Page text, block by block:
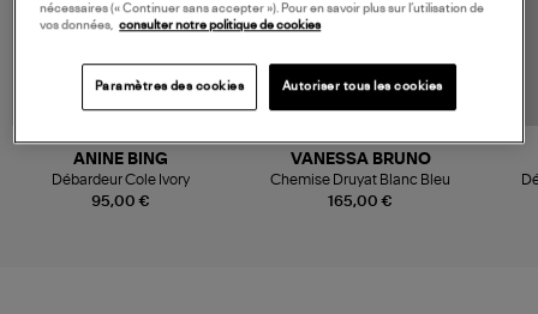
95,00 €
ANINE BING
Débardeur Cole Ivory
165,00 €
VANESSA BRUNO
Chemise Druyat Blanc Bleu
nécessaires (« Continuer sans accepter »). Pour en savoir plus sur l’utilisation de
vos données,
consulter notre politique de cookies
Paramètres des cookies Autoriser tous les cookies